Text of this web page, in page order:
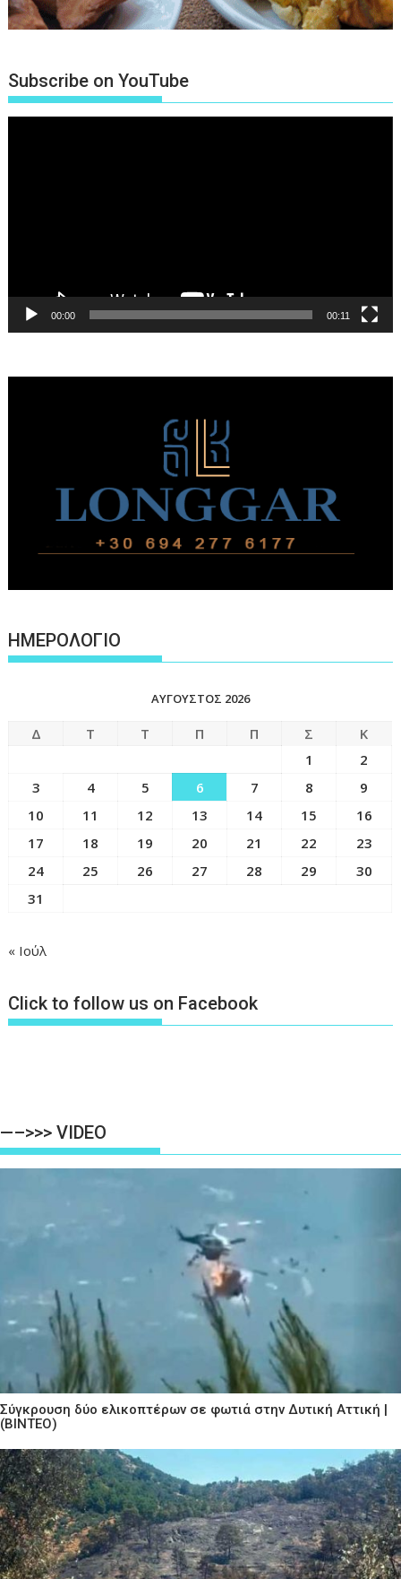
Subscribe on YouTube
00:00 00:11
ΗΜΕΡΟΛΟΓΙΟ
ΑΎΓΟΥΣΤΟΣ 2026
Δ Τ Τ Π Π Σ
Κ
1
2
3
4 5 6 7 8
9
10
11 12 13 14 15
16
17
18 19 20 21 22
23
24
25 26 27 28 29
30
31
« Ιούλ
Click to follow us on Facebook
—–>>> VIDEO
Σύγκρουση δύο ελικοπτέρων σε φωτιά στην Δυτική Αττική |
(ΒΙΝΤΕΟ)